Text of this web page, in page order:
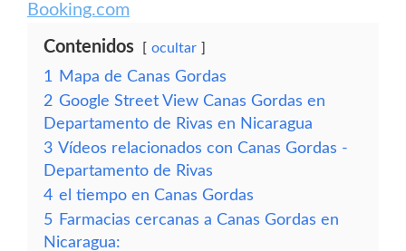
Booking.com
Contenidos ocultar
1
Mapa de Canas Gordas
2 Google Street View Canas Gordas en
Departamento de Rivas en Nicaragua
3 Vídeos relacionados con Canas Gordas -
Departamento de Rivas
4 el tiempo en Canas Gordas
5 Farmacias cercanas a Canas Gordas en
Nicaragua: